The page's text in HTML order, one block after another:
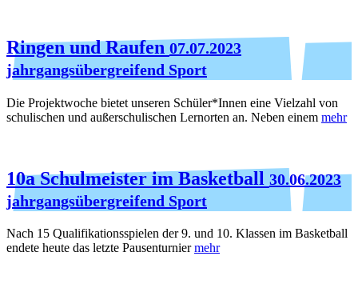
Ringen und Raufen07.07.2023
jahrgangsübergreifend Sport
Die Projektwoche bietet unseren Schüler*Innen eine Vielzahl von
schulischen und außerschulischen Lernorten an. Neben einem mehr
10a Schulmeister im Basketball 30.06.2023
jahrgangsübergreifend Sport
Nach 15 Qualifikationsspielen der 9. und 10. Klassen im Basketball
endete heute das letzte Pausenturniermehr